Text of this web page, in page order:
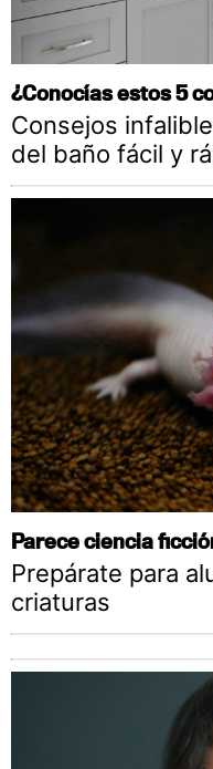
¿Conocías estos 5
Consejos
del baño fácil y
Parece ciencia
Prepárate para
criaturas